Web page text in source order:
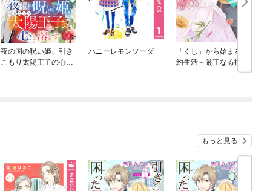
夜の国の呪い姫、引き
こもり太陽王子の心を
ハニーレモンソーダ
「くじ」から始まる婚
約生活～厳正なる抽選
の結果、笑わない次期
もっと見る